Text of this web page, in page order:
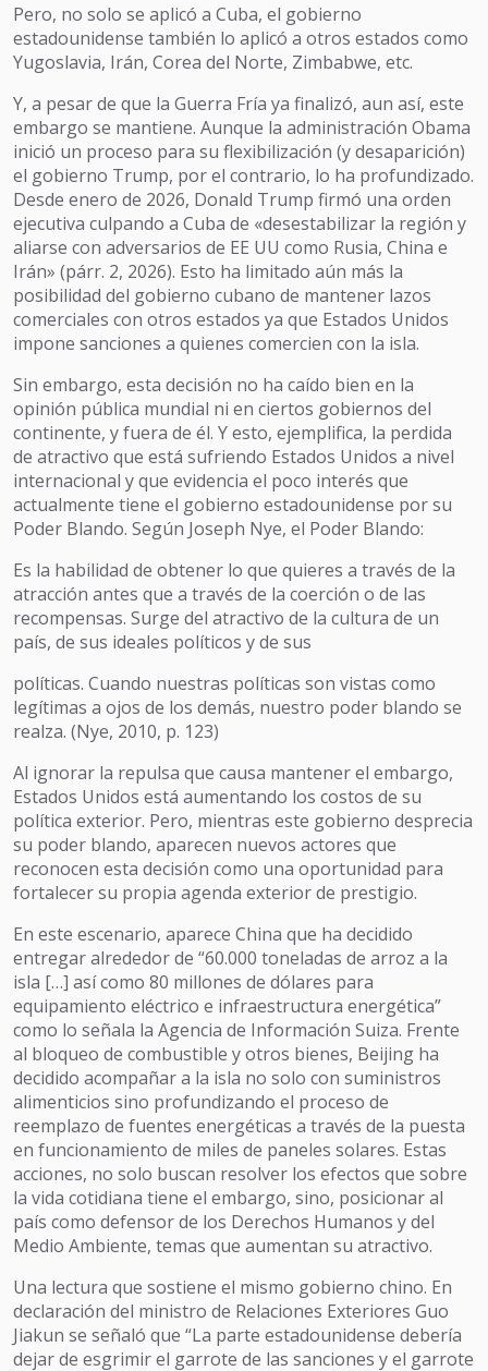
Pero, no solo se aplicó a Cuba, el gobierno
estadounidense también lo aplicó a otros estados como
Yugoslavia, Irán, Corea del Norte, Zimbabwe, etc.
Y, a pesar de que la Guerra Fría ya finalizó, aun así, este
embargo se mantiene. Aunque la administración Obama
inició un proceso para su flexibilización (y desaparición)
el gobierno Trump, por el contrario, lo ha profundizado.
Desde enero de 2026, Donald Trump firmó una orden
ejecutiva culpando a Cuba de «desestabilizar la región y
aliarse con adversarios de EE UU como Rusia, China e
Irán» (párr. 2, 2026). Esto ha limitado aún más la
posibilidad del gobierno cubano de mantener lazos
comerciales con otros estados ya que Estados Unidos
impone sanciones a quienes comercien con la isla.
Sin embargo, esta decisión no ha caído bien en la
opinión pública mundial ni en ciertos gobiernos del
continente, y fuera de él. Y esto, ejemplifica, la perdida
de atractivo que está sufriendo Estados Unidos a nivel
internacional y que evidencia el poco interés que
actualmente tiene el gobierno estadounidense por su
Poder Blando. Según Joseph Nye, el Poder Blando:
Es la habilidad de obtener lo que quieres a través de la
atracción antes que a través de la coerción o de las
recompensas. Surge del atractivo de la cultura de un
país, de sus ideales políticos y de sus
políticas. Cuando nuestras políticas son vistas como
legítimas a ojos de los demás, nuestro poder blando se
realza. (Nye, 2010, p. 123)
Al ignorar la repulsa que causa mantener el embargo,
Estados Unidos está aumentando los costos de su
política exterior. Pero, mientras este gobierno desprecia
su poder blando, aparecen nuevos actores que
reconocen esta decisión como una oportunidad para
fortalecer su propia agenda exterior de prestigio.
En este escenario, aparece China que ha decidido
entregar alrededor de “60.000 toneladas de arroz a la
isla […] así como 80 millones de dólares para
equipamiento eléctrico e infraestructura energética”
como lo señala la Agencia de Información Suiza. Frente
al bloqueo de combustible y otros bienes, Beijing ha
decidido acompañar a la isla no solo con suministros
alimenticios sino profundizando el proceso de
reemplazo de fuentes energéticas a través de la puesta
en funcionamiento de miles de paneles solares. Estas
acciones, no solo buscan resolver los efectos que sobre
la vida cotidiana tiene el embargo, sino, posicionar al
país como defensor de los Derechos Humanos y del
Medio Ambiente, temas que aumentan su atractivo.
Una lectura que sostiene el mismo gobierno chino. En
declaración del ministro de Relaciones Exteriores Guo
Jiakun se señaló que “La parte estadounidense debería
dejar de esgrimir el garrote de las sanciones y el garrote